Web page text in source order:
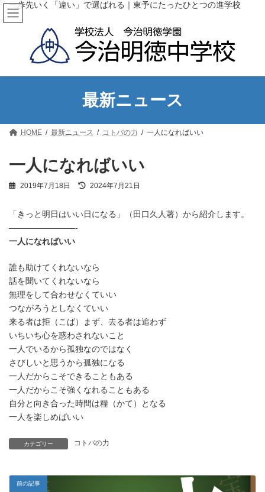
コ
ン
テ
キ
ナ
ビ
ゲ
に
一歩先いく「違い」で選ばれる｜東予にたったひとつの進学校
最新ニュース
HOME 最新ニュース コトバの力 一人になればいい
一人になればいい
2019年7月18日
最
新
2024年7月21日
「きっと明日はいい日になる」（田口久人著）から紹介します。
————————-
一人になればいい
誰も助けてくれないなら
話を聞いてくれないなら
無理をして合わせなくていい
つながろうとしなくていい
来る者は拒（こば）まず、去る者は追わず
いちいち心を惑わされないこと
一人でいるから孤独なのではなく
さびしいと思うから孤独になる
一人だからこそできることもある
一人だからこそ強くなれることもある
自分と向き合った時間は糧（かて）となる
一人を楽しめばいい
カテゴリー コトバの力
前の記事